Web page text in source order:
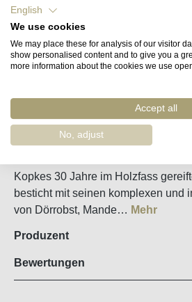
Sofort verfügbar, Lieferzeit (DE): 2-5 Tage
Produkt Anzahl: Gib den
In
Kopkes 30 Jahre im Holzfass
besticht mit seinen komplexen und
von Dörrobst, Mande… Mehr
Produzent
Bewertungen
English
We use cookies
We may place these for analysis of our visitor
show personalised content and to give you a
more information about the cookies we use
Accept all
No, adjust